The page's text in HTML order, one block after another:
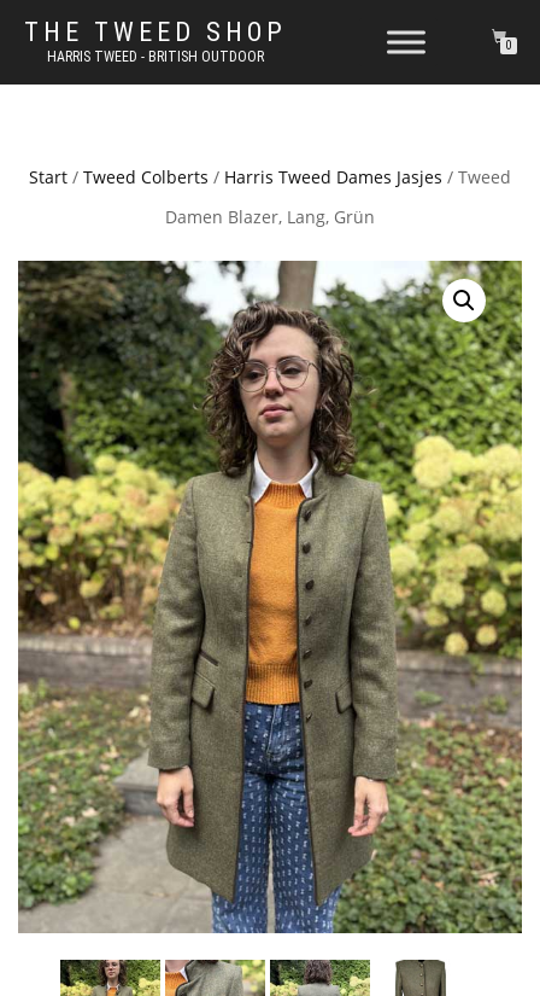
THE TWEED SHOP
HARRIS TWEED - BRITISH OUTDOOR
0
Start / Tweed Colberts / Harris Tweed Dames Jasjes / Tweed
Damen Blazer, Lang, Grün